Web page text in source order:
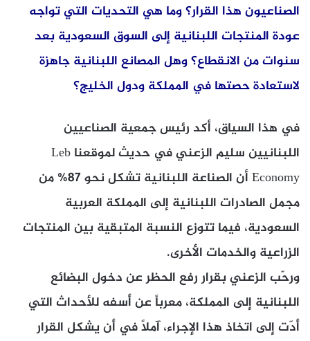
الصناعيون هذا القرار؟ وما هي التحديات التي تواجه
عودة المنتجات اللبنانية إلى السوق السعودية بعد
سنوات من الانقطاع؟ وهل المصانع اللبنانية جاهزة
لاستعادة حصتها في المملكة ودول الخليج؟
في هذا السياق، أكد رئيس جمعية الصناعيين
اللبنانيين سليم الزعني في حديث لموقعنا Leb
Economy أن الصناعة اللبنانية تشكل نحو 87% من
مجمل الصادرات اللبنانية إلى المملكة العربية
السعودية، فيما تتوزع النسبة المتبقية بين المنتجات
الزراعية والخدمات الأخرى.
ورحّب الزعني بقرار رفع الحظر عن دخول البضائع
اللبنانية إلى المملكة، معرباً عن أسفه للأحداث التي
أدّت إلى اتخاذ هذا الإجراء، آملاً في أن يشكل القرار